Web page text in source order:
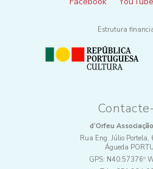
Estrutura
d’Orfeu
Rua Eng. Júlio
Águeda
GPS: N40.57376º